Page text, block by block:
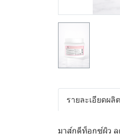
รายละเอียดผ
มาส์กดีท็อกซ์ผิว ล